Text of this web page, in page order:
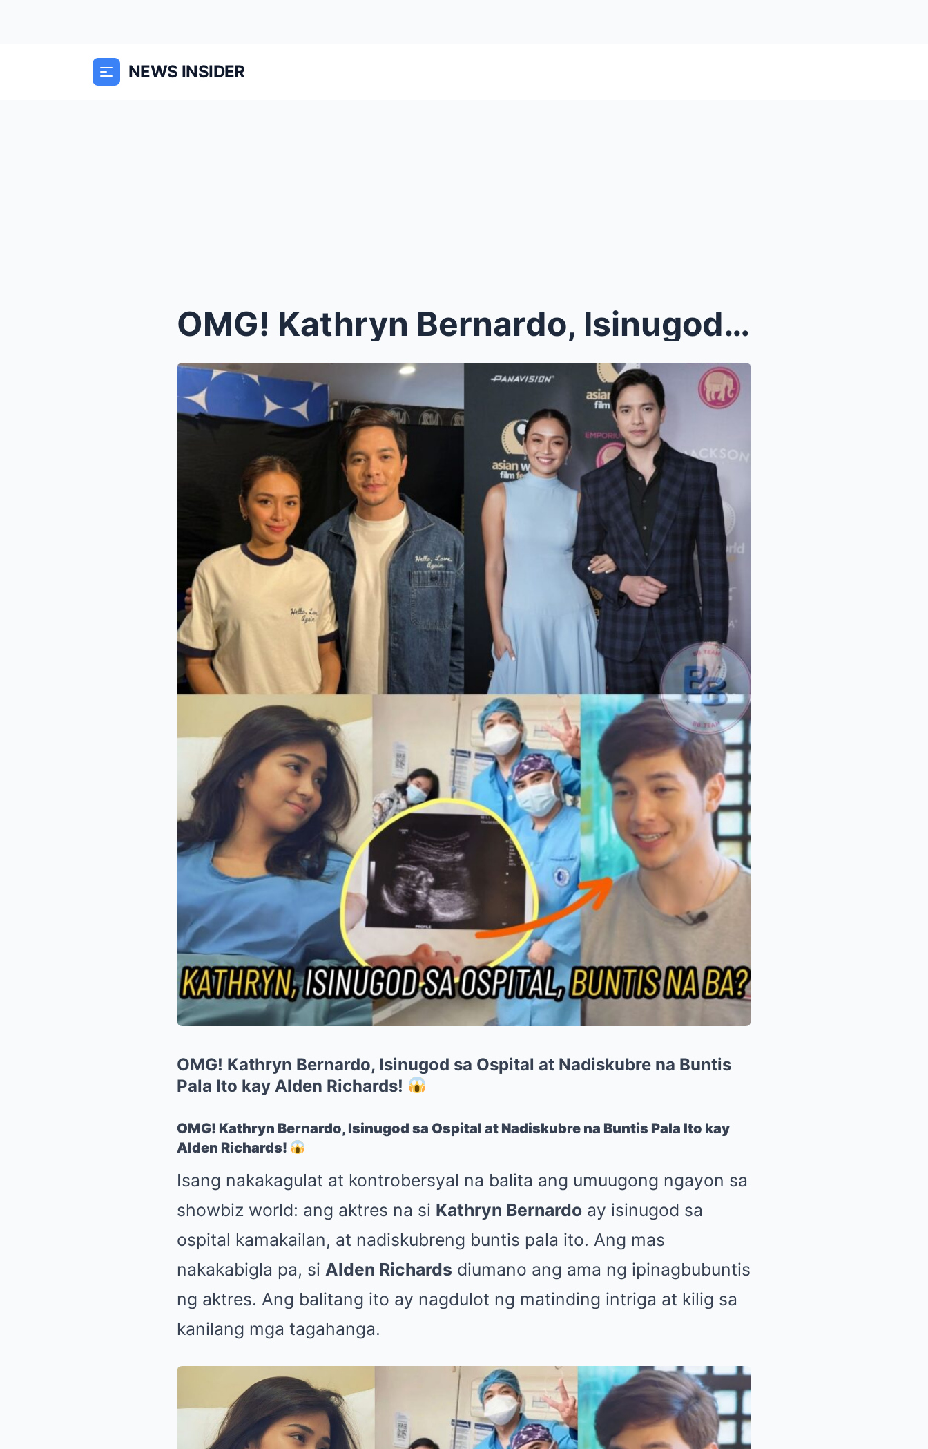
NEWS INSIDER
OMG! Kathryn Bernardo, Isinugod sa Ospital at Nadi...
OMG! Kathryn Bernardo, Isinugod sa Ospital at Nadiskubre na Buntis
Pala Ito kay Alden Richards!
OMG! Kathryn Bernardo, Isinugod sa Ospital at Nadiskubre na Buntis Pala Ito kay
Alden Richards!
Isang nakakagulat at kontrobersyal na balita ang umuugong ngayon sa
showbiz world: ang aktres na si Kathryn Bernardo ay isinugod sa
ospital kamakailan, at nadiskubreng buntis pala ito. Ang mas
nakakabigla pa, si Alden Richards diumano ang ama ng ipinagbubuntis
ng aktres. Ang balitang ito ay nagdulot ng matinding intriga at kilig sa
kanilang mga tagahanga.